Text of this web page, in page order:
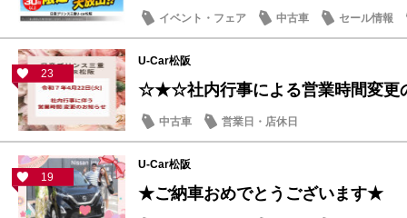
イベント・フェア 中古車 セール情報
23
U-Car松阪
☆★☆社内行事による営業時間変
中古車 営業日・店休日
19
U-Car松阪
★ご納車おめでとうございます★